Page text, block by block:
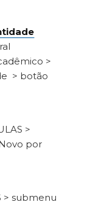
>
> botão
>
por
> submenu